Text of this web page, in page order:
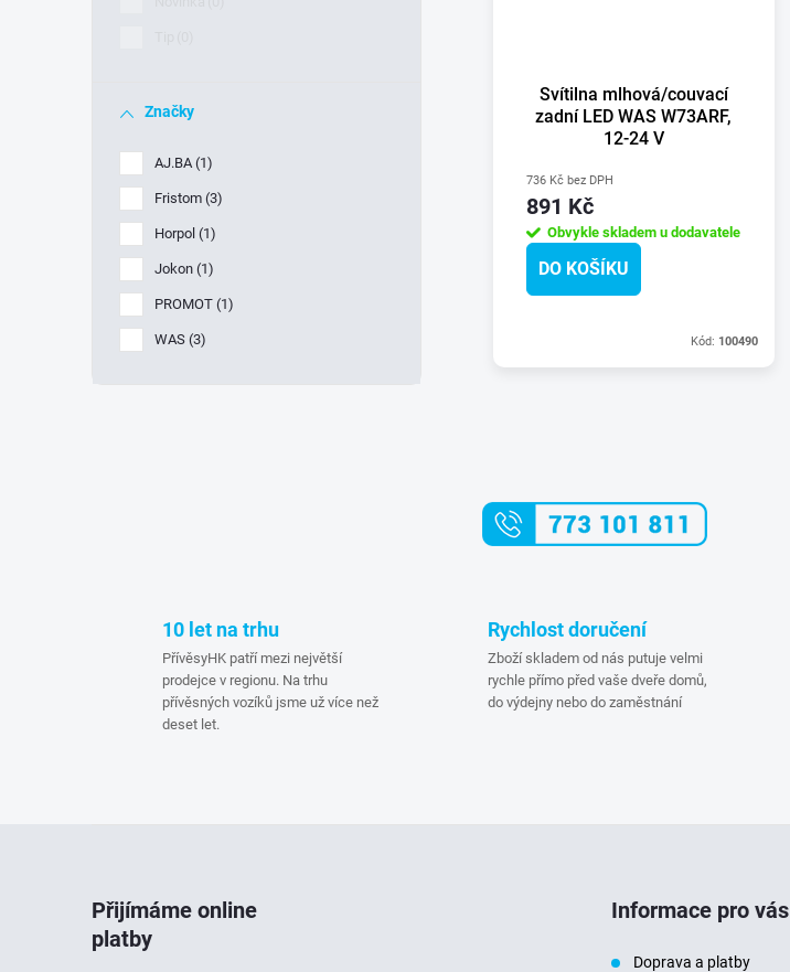
Značky
AJ.BA 1
Fristom 3
Horpol 1
Jokon 1
PROMOT 1
WAS 3
Svítilna mlhová/couvací
zadní LED WAS W73ARF,
12-24 V
736 Kč bez DPH
891 Kč
Obvykle skladem u dodavatele
DO KOŠÍKU
Kód: 100490
v
l
d
a
10 let na trhu
PřívěsyHK patří mezi největší
prodejce v regionu. Na trhu
přívěsných vozíků jsme už více než
deset let.
Rychlost doručení
Zboží skladem od nás putuje velmi
rychle přímo před vaše dveře domů,
do výdejny nebo do zaměstnání
Přijímáme online
platby
Informace pro vás
Doprava a platby